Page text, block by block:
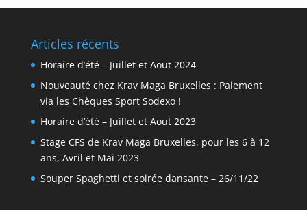
Articles récents
Horaire d’été – Juillet et Aout 2024
Nouveauté chez Krav Maga Bruxelles : Paiement
via les Chèques Sport Sodexo !
Horaire d’été – Juillet et Aout 2023
Stage CFS de Krav Maga Bruxelles, pour les 6 à 12
ans, Avril et Mai 2023
Souper Spaghetti et soirée dansante – 26/11/22